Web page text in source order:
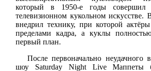
который в 1950-е годы
телевизионном кукольном искусстве.
внедрил технику, при которой
пределами кадра, а куклы
первый план.
После первоначально неудачного
шоу Saturday Night Live Маппеты